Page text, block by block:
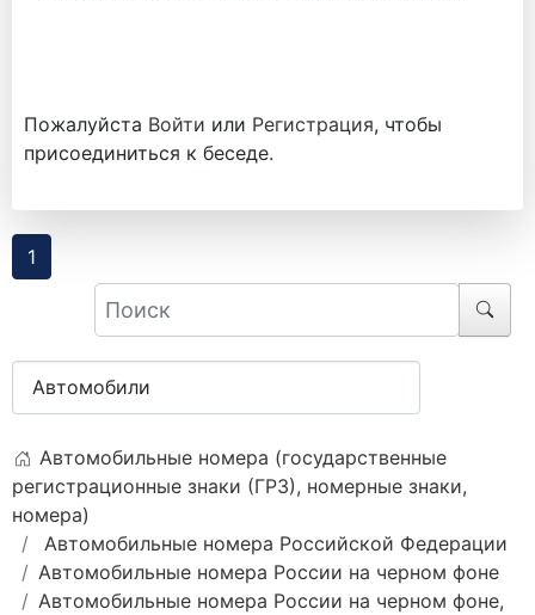
Пожалуйста Войти или Регистрация, чтобы
присоединиться к беседе.
1
Автомобильные номера (государственные
регистрационные знаки (ГРЗ), номерные знаки,
номера)
Автомобильные номера Российской Федерации
Автомобильные номера России на черном фоне
Автомобильные номера России на черном фоне,